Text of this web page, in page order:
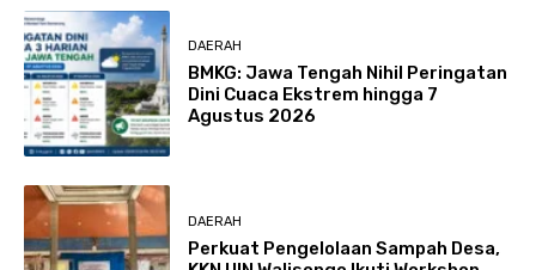
DAERAH
BMKG: Jawa Tengah Nihil Peringatan
Dini Cuaca Ekstrem hingga 7
Agustus 2026
DAERAH
Perkuat Pengelolaan Sampah Desa,